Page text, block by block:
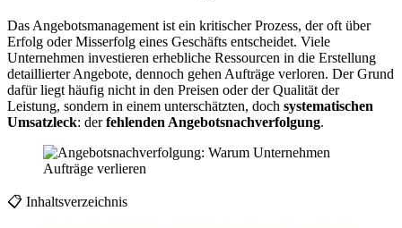
Das Angebotsmanagement ist ein kritischer Prozess, der oft über
Erfolg oder Misserfolg eines Geschäfts entscheidet. Viele
Unternehmen investieren erhebliche Ressourcen in die Erstellung
detaillierter Angebote, dennoch gehen Aufträge verloren. Der Grund
dafür liegt häufig nicht in den Preisen oder der Qualität der
Leistung, sondern in einem unterschätzten, doch systematischen
Umsatzleck: derfehlenden Angebotsnachverfolgung.
📋 Inhaltsverzeichnis